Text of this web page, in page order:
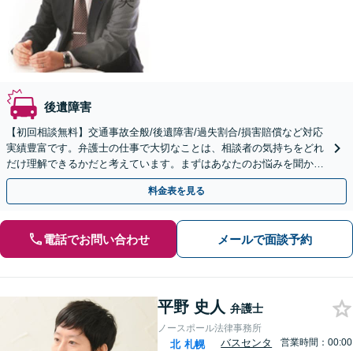
後遺障害
【初回相談無料】交通事故全般/後遺障害/過失割合/損害賠償など対応
実績豊富です。弁護士の仕事で大切なことは、相談者の気持ちをどれ
だけ理解できるかだと考えています。まずはあなたのお悩みを聞かせ
てください。
料金表を見る
電話でお問い合わせ メールで面談予約
平野 史人 弁護士
ノースポール法律事務所
北 札幌
バスセンタ
営業時間：00:00